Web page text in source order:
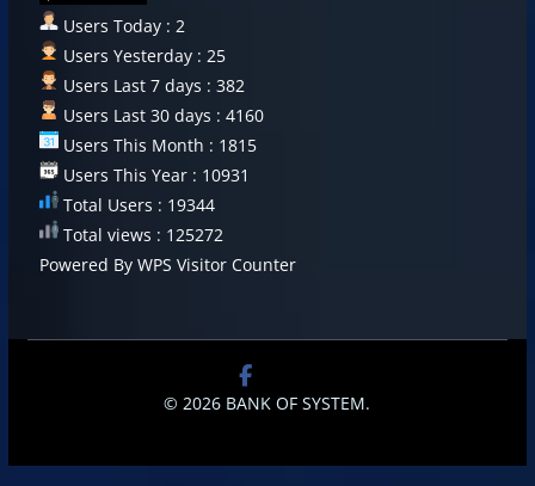
Users Today : 2
Users Yesterday : 25
Users Last 7 days : 382
Users Last 30 days : 4160
Users This Month : 1815
Users This Year : 10931
Total Users : 19344
Total views : 125272
Powered By WPS Visitor Counter
© 2026 BANK OF SYSTEM.